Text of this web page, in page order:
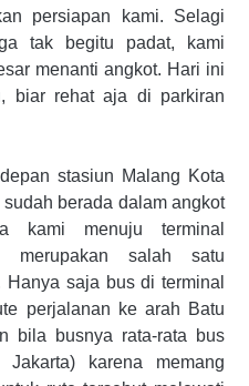
persiapan kami. Selagi
tak begitu padat, kami
menanti angkot. Hari ini
biar rehat aja di parkiran
stasiun Malang Kota
berada dalam angkot
kami menuju terminal
merupakan salah satu
saja bus di terminal
perjalanan ke arah Batu
bila busnya rata-rata bus
Jakarta) karena memang